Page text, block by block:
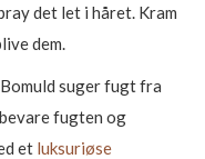
det let i håret. Kram
dem.
Bomuld suger fugt fra
fugten og
et luksuriøse